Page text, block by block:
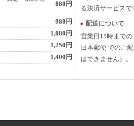
880円
980円
1,080円
1,250円
1,400円
る決済サービスで
配送について
営業日15時まで
日本郵便 でのご
はできません）。